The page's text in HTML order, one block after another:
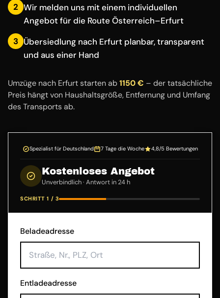
2 Wir melden uns mit einem individuellen
Angebot für die Route Österreich–Erfurt
3 Übersiedlung nach Erfurt planbar, transparent
und aus einer Hand
Umzüge nach Erfurt starten ab1150 € – der tatsächliche
Preis hängt von Haushaltsgröße, Entfernung und Umfang
des Transports ab.
Spezialist für Deutschland 7 Tage die Woche 4,8/5 Bewertungen
Kostenloses Angebot
Unverbindlich · Antwort in 24 h
SCHRITT 1 / 3
Beladeadresse
Entladeadresse